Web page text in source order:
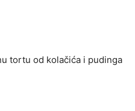
tortu od kolačića i pudinga